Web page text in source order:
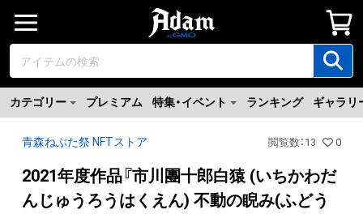
カテゴリー プレミアム 特集・イベント ランキング ギャラリ
青森ねぶた祭 NFTストア 閲覧数 ： 13 0
2021年度作品『市川團十郎白猿 (いちかわだ
んじゅうろうはくえん) 不動の睨み(ふどう